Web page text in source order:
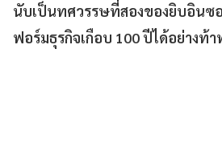
นับเป็นทศวรรษที่สองของยิบอินซ
ฟอร์มธุรกิจเกือบ 100 ปีได้อย่างท้